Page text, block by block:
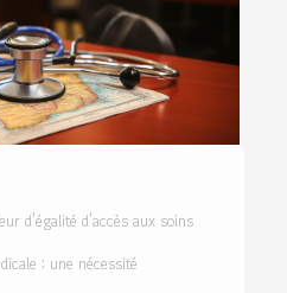
d'égalité d'accès aux soins
: une nécessité